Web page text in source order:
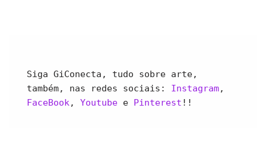
Siga GiConecta, tudo sobre arte,
também, nas redes sociais: Instagram
FaceBook , Youtube e Pinterest !!